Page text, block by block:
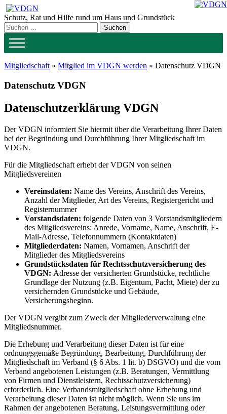
Zum
Inhalt
springen
Schutz, Rat und Hilfe rund um Haus und Grundstück
Mitgliedschaft » Mitglied im VDGN werden » Datenschutz VDGN
Datenschutz VDGN
Datenschutzerklärung VDGN
Der VDGN informiert Sie hiermit über die Verarbeitung Ihrer Daten
bei der Begründung und Durchführung Ihrer Mitgliedschaft im
VDGN.
Für die Mitgliedschaft erhebt der VDGN von seinen
Mitgliedsvereinen
Vereinsdaten: Name des Vereins, Anschrift des Vereins,
Anzahl der Mitglieder, Art des Vereins, Registergericht und
Registernummer
Vorstandsdaten: folgende Daten von 3 Vorstandsmitgliedern
des Mitgliedsvereins: Anrede, Vorname, Name, Anschrift, E-
Mail-Adresse, Telefonnummern (Kontaktdaten)
Mitgliederdaten: Namen, Vornamen, Anschrift der
Mitglieder des Mitgliedsvereins
Grundstücksdaten für Rechtsschutzversicherung des
VDGN: Adresse der versicherten Grundstücke, rechtliche
Grundlage der Nutzung (z.B. Eigentum, Pacht, Miete) der zu
versichernden Grundstücke und Gebäude,
Versicherungsbeginn.
Der VDGN vergibt zum Zweck der Mitgliederverwaltung eine
Mitgliedsnummer.
Die Erhebung und Verarbeitung dieser Daten ist für eine
ordnungsgemäße Begründung, Bearbeitung, Durchführung der
Mitgliedschaft im Verband (§ 6 Abs. 1 lit. b) DSGVO) und die vom
Verband angebotenen Leistungen (z.B. Beratungen, Vermittlung
von Firmen und Dienstleistern, Rechtsschutzversicherung)
erforderlich. Eine Verbandsmitgliedschaft ohne Erhebung und
Verarbeitung dieser Daten ist nicht möglich. Wenn Sie uns im
Rahmen der angebotenen Beratung, Leistungsvermittlung oder